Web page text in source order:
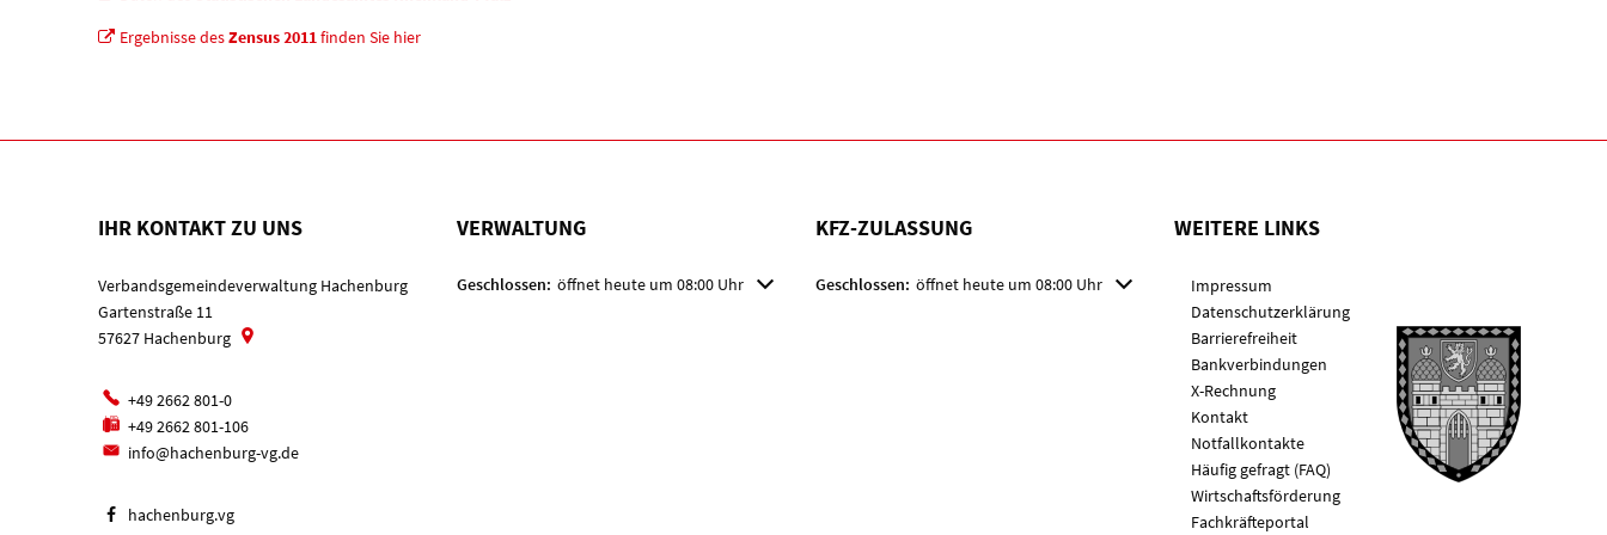
Ergebnisse desZensus 2011finden Sie hier
IHR KONTAKT ZU UNS
Verbandsgemeindeverwaltung Hachenburg
Gartenstraße 11
57627 Hachenburg
+49 2662 801-0
+49 2662 801-106
info@hachenburg-vg.de
hachenburg.vg
VERWALTUNG
Klicken, um weitere Öffnungs- oder Schließzeiten auszublenden
Geschlossen: öffnet heute um 08:00 Uhr
KFZ-ZULASSUNG
Klicken, um weitere Öffnungs- oder Schließzeiten auszublenden
Geschlossen: öffnet heute um 08:00 Uhr
WEITERE LINKS
Impressum
Datenschutzerklärung
Barrierefreiheit
Bankverbindungen
X-Rechnung
Kontakt
Notfallkontakte
Häufig gefragt (FAQ)
Wirtschaftsförderung
Fachkräfteportal